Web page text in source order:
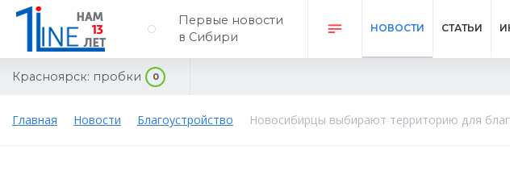
Первые новости
в Сибири
НОВОСТИ СТАТЬИ
Красноярск: пробки 0
Главная Новости Благоустройство Новосибирцы выбирают территорию для